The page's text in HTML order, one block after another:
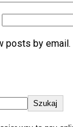
posts by email.
Szukaj